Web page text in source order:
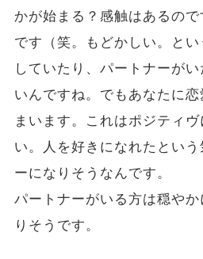
かが始まる？感触はあるの
です（笑。もどかしい。と
していたり、パートナーが
いんですね。でもあなたに
まいます。これはポジティ
い。人を好きになれたとい
ーになりそうなんです。
パートナーがいる方は穏や
りそうです。